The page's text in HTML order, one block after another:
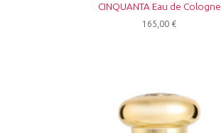
CINQUANTA Eau de Cologne
165,00 €